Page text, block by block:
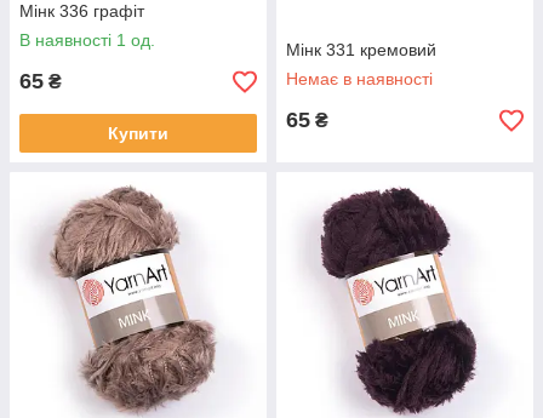
Мінк 336 графіт
В наявності 1 од.
65 ₴
Купити
Мінк 331 кремовий
Немає в наявності
65 ₴